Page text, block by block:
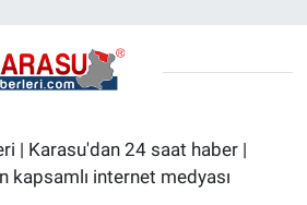
| Karasu'dan 24 saat haber |
kapsamlı internet medyası